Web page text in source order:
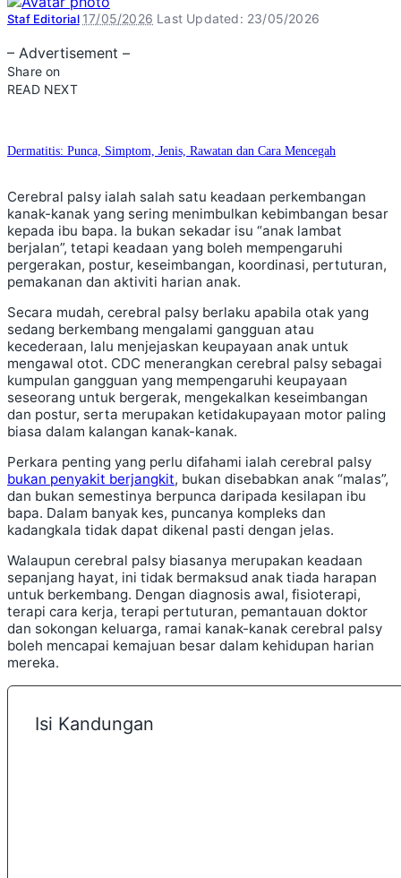
Posted
Staf Editorial 17/05/2026 Last Updated: 23/05/2026
– Advertisement –
Share on
READ NEXT
Dermatitis: Punca, Simptom, Jenis, Rawatan dan Cara Mencegah
Cerebral palsy ialah salah satu keadaan perkembangan
kanak-kanak yang sering menimbulkan kebimbangan besar
kepada ibu bapa. Ia bukan sekadar isu “anak lambat
berjalan”, tetapi keadaan yang boleh mempengaruhi
pergerakan, postur, keseimbangan, koordinasi, pertuturan,
pemakanan dan aktiviti harian anak.
Secara mudah, cerebral palsy berlaku apabila otak yang
sedang berkembang mengalami gangguan atau
kecederaan, lalu menjejaskan keupayaan anak untuk
mengawal otot. CDC menerangkan cerebral palsy sebagai
kumpulan gangguan yang mempengaruhi keupayaan
seseorang untuk bergerak, mengekalkan keseimbangan
dan postur, serta merupakan ketidakupayaan motor paling
biasa dalam kalangan kanak-kanak.
Perkara penting yang perlu difahami ialah cerebral palsy
bukan penyakit berjangkit, bukan disebabkan anak “malas”,
dan bukan semestinya berpunca daripada kesilapan ibu
bapa. Dalam banyak kes, puncanya kompleks dan
kadangkala tidak dapat dikenal pasti dengan jelas.
Walaupun cerebral palsy biasanya merupakan keadaan
sepanjang hayat, ini tidak bermaksud anak tiada harapan
untuk berkembang. Dengan diagnosis awal, fisioterapi,
terapi cara kerja, terapi pertuturan, pemantauan doktor
dan sokongan keluarga, ramai kanak-kanak cerebral palsy
boleh mencapai kemajuan besar dalam kehidupan harian
mereka.
Isi Kandungan